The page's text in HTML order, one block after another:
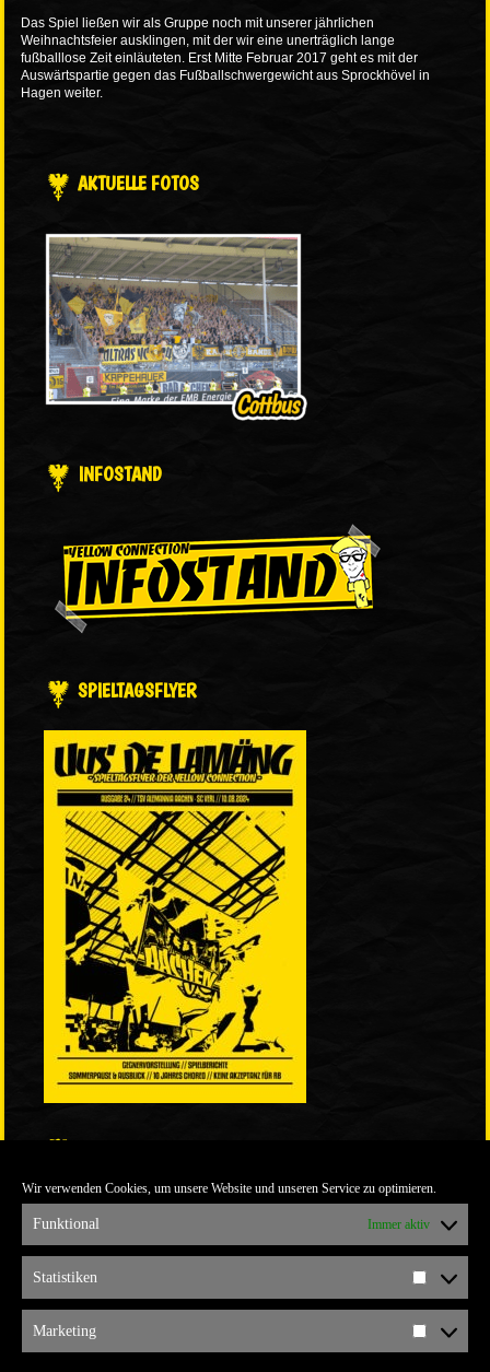
Wir verwenden Cookies, um unsere Website und unseren Service zu optimieren.
Funktional Immer aktiv
Statistiken
Marketing
Das Spiel ließen wir als Gruppe noch mit unserer jährlichen
Weihnachtsfeier ausklingen, mit der wir eine unerträglich lange
fußballlose Zeit einläuteten. Erst Mitte Februar 2017 geht es mit der
Auswärtspartie gegen das Fußballschwergewicht aus Sprockhövel in
Hagen weiter.
AKTUELLE FOTOS
INFOSTAND
SPIELTAGSFLYER
ULTRABLOG DER YELLOW CONNECTION
ALEMANNIA VERKAUFT MAN NICHT
ARCHIV
ARCHIV